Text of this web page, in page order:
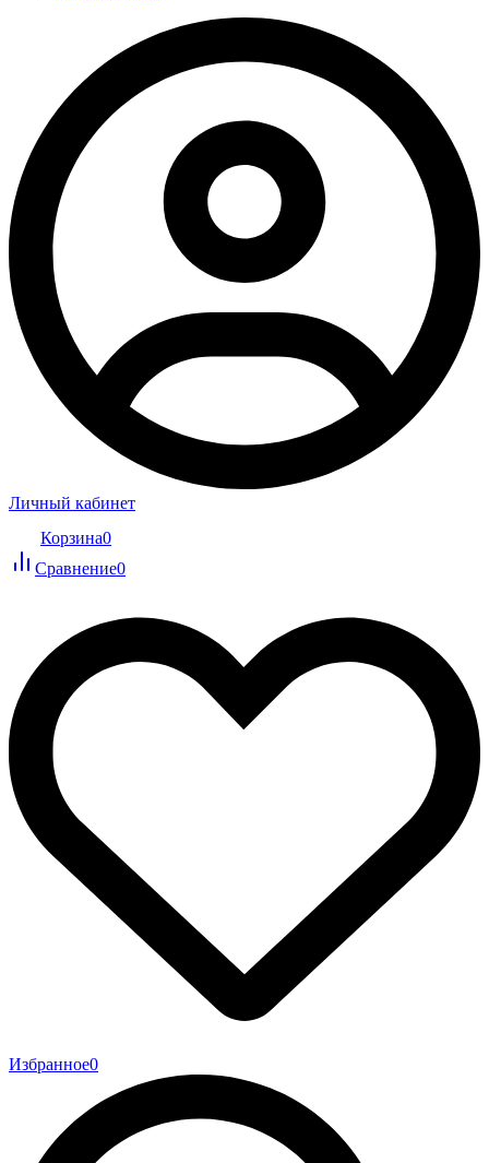
Личный кабинет
Корзина0
Сравнение0
Избранное0